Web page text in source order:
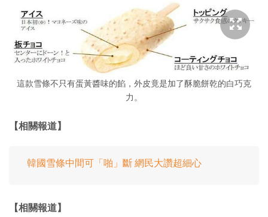
這款雪條不只有蛋黃醬味的餡，外皮竟是加了酥脆餅乾的白巧克
力。
【相關報道】
韓國雪條中間可「啪」斷 網民大讚超細心
【相關報道】